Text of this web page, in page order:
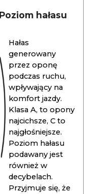
hałasu
Hałas
generowany
przez oponę
podczas ruchu,
wpływający na
komfort jazdy.
Klasa A, to opony
najcichsze, C to
najgłośniejsze.
Poziom hałasu
podawany jest
również w
decybelach.
Przyjmuje się, że